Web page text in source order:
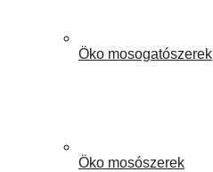
Öko mosogatószerek
Öko mosószerek